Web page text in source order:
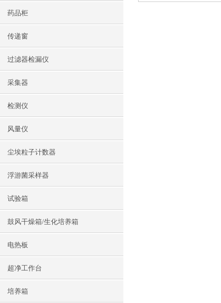
药品柜
传递窗
过滤器检漏仪
采集器
检测仪
风量仪
尘埃粒子计数器
浮游菌采样器
试验箱
鼓风干燥箱/生化培养箱
电热板
超净工作台
培养箱